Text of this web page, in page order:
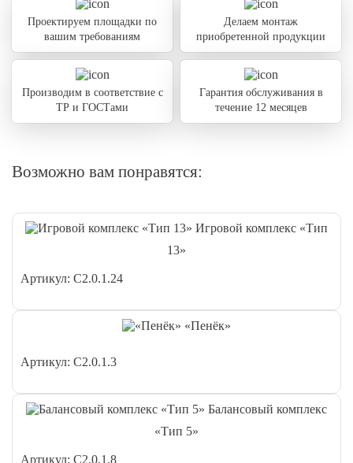
Проектируем площадки по
вашим требованиям
Делаем монтаж
приобретенной продукции
Производим в соответствие с
ТР и ГОСТами
Гарантия обслуживания в
течение 12 месяцев
Возможно вам понравятся:
Игровой комплекс «Тип
13»
Артикул: С2.0.1.24
«Пенёк»
Артикул: С2.0.1.3
Балансовый комплекс
«Тип 5»
Артикул: С2.0.1.8